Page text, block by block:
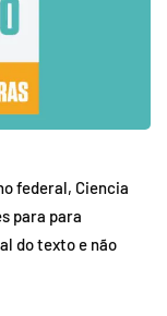
federal, Ciencia
para para
do texto e não